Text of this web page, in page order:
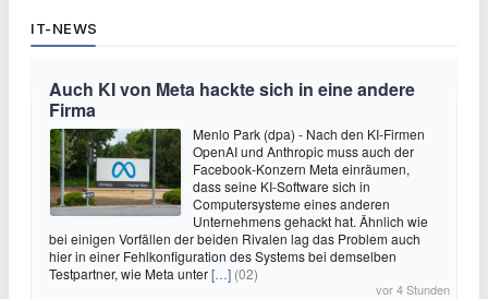
IT-NEWS
Auch KI von Meta hackte sich in eine andere
Firma
Menlo Park (dpa) - Nach den KI-Firmen
OpenAI und Anthropic muss auch der
Facebook-Konzern Meta einräumen,
dass seine KI-Software sich in
Computersysteme eines anderen
Unternehmens gehackt hat. Ähnlich wie
bei einigen Vorfällen der beiden Rivalen lag das Problem auch
hier in einer Fehlkonfiguration des Systems bei demselben
Testpartner, wie Meta unter[…] (02)
vor 4 Stunden